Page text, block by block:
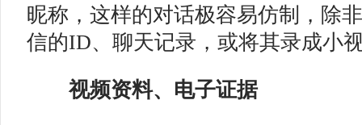
昵称，这样的对话极容易仿制，除
信的ID、聊天记录，或将其录成小
视频资料、电子证据